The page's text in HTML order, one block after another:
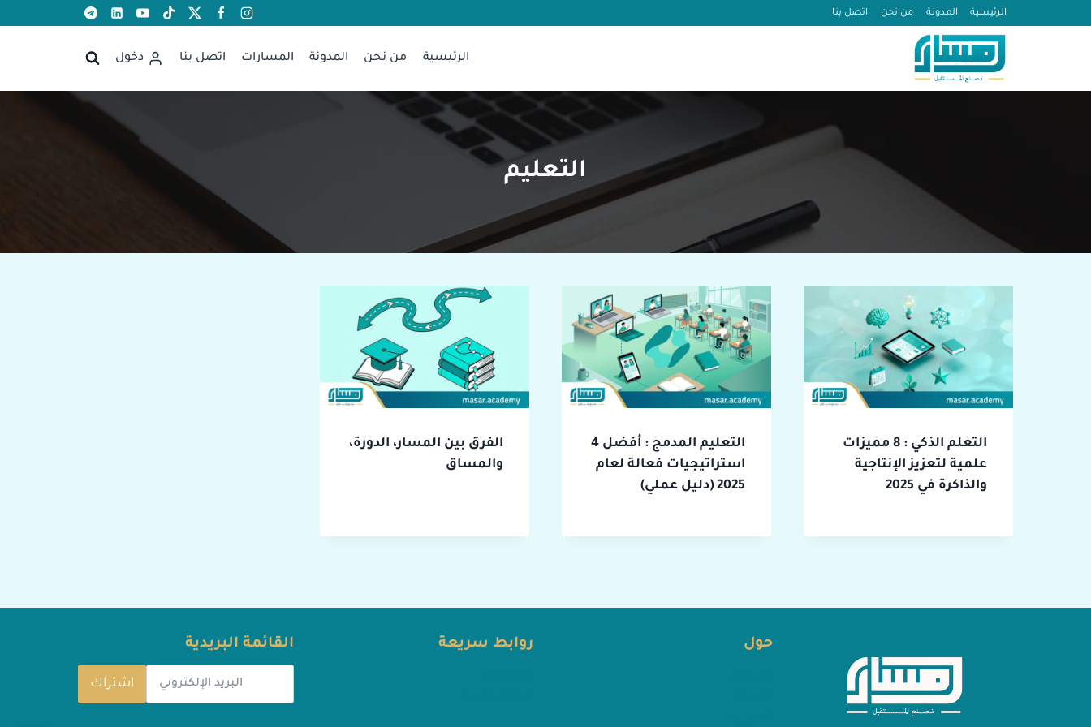
إلى
الرئيسية المدونة من نحن اتصل بنا
الرئيسية من نحن المدونة المسارات اتصل بنا دخول
التعليم
التعلم الذكي : 8 مميزات
علمية لتعزيز الإنتاجية
والذاكرة في 2025
التعليم المدمج : أفضل 4
استراتيجيات فعالة لعام
2025 (دليل عملي)
الفرق بين المسار، الدورة،
والمساق
حول روابط سريعة القائمة البريدية
اشتراك